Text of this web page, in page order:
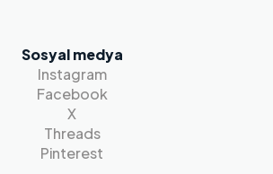
Sosyal medya
Instagram
Facebook
X
Threads
Pinterest